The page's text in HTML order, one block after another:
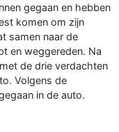
gegaan en hebben
komen om zijn
samen naar de
en weggereden. Na
de drie verdachten
Volgens de
in de auto.